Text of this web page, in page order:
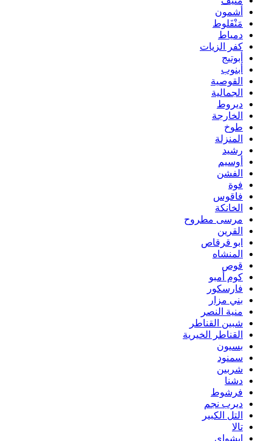
أشمون
مَنْفَلوط
دمياط
كفر الزيات
أبوتيج
أبنوب
القوصية
الجمالية
ديروط
الخارجة
طوخ
المنزلة
رشيد
أوسيم
الفشن
فوة
فاقوس
الخانكة
مرسى مطروح
القرين
ابو قرقاص
المنشاه
قوص
كوم أمبو
فارسكور
بني مزار
منية النصر
شبين القناطر
القناطر الخيرية
بسيون
سمنود
شربين
دشنا
فرشوط
ديرب نجم
التل الكبير
تالا
ابشواى